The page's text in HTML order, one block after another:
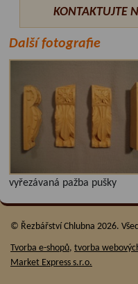
KONTAKTUJTE
Další fotografie
vyřezávaná pažba pušky
© Řezbářství Chlubna 2026.
Tvorba e-shopů, tvorba
Market Express s.r.o.